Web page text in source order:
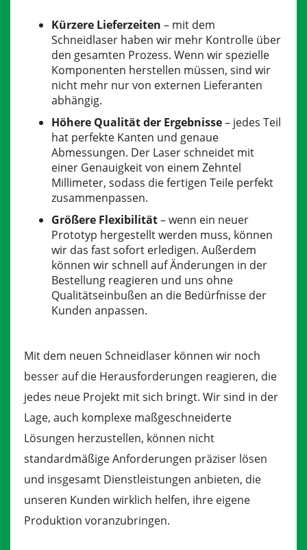
Kürzere Lieferzeiten – mit dem
Schneidlaser haben wir mehr Kontrolle über
den gesamten Prozess. Wenn wir spezielle
Komponenten herstellen müssen, sind wir
nicht mehr nur von externen Lieferanten
abhängig.
Höhere Qualität der Ergebnisse– jedes Teil
hat perfekte Kanten und genaue
Abmessungen. Der Laser schneidet mit
einer Genauigkeit von einem Zehntel
Millimeter, sodass die fertigen Teile perfekt
zusammenpassen.
Größere Flexibilität– wenn ein neuer
Prototyp hergestellt werden muss, können
wir das fast sofort erledigen. Außerdem
können wir schnell auf Änderungen in der
Bestellung reagieren und uns ohne
Qualitätseinbußen an die Bedürfnisse der
Kunden anpassen.
Mit dem neuen Schneidlaser können wir noch
besser auf die Herausforderungen reagieren, die
jedes neue Projekt mit sich bringt. Wir sind in der
Lage, auch komplexe maßgeschneiderte
Lösungen herzustellen, können nicht
standardmäßige Anforderungen präziser lösen
und insgesamt Dienstleistungen anbieten, die
unseren Kunden wirklich helfen, ihre eigene
Produktion voranzubringen.